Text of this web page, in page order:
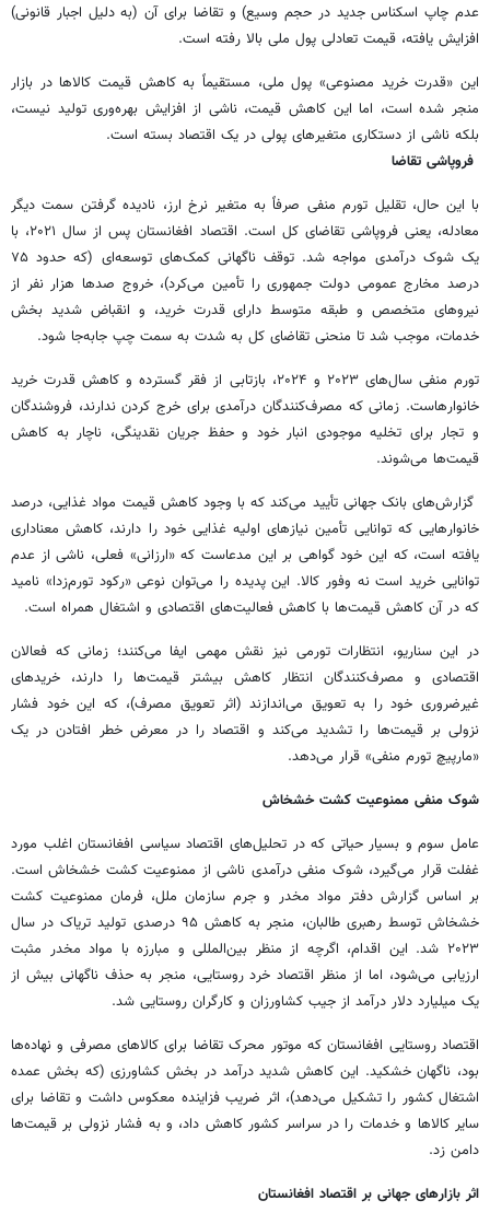
عدم چاپ اسکناس جدید در حجم وسیع) و تقاضا برای آن (به دلیل اجبار قانونی)
افزایش یافته، قیمت تعادلی پول ملی بالا رفته است.
این «قدرت خرید مصنوعی» پول ملی، مستقیماً به کاهش قیمت کالاها در بازار
منجر شده است، اما این کاهش قیمت، ناشی از افزایش بهره‌وری تولید نیست،
بلکه ناشی از دستکاری متغیرهای پولی در یک اقتصاد بسته‌ است.
فروپاشی تقاضا
با این حال، تقلیل تورم منفی صرفاً به متغیر نرخ ارز، نادیده گرفتن سمت دیگر
معادله، یعنی فروپاشی تقاضای کل است. اقتصاد افغانستان پس از سال ۲۰۲۱، با
یک شوک درآمدی مواجه شد. توقف ناگهانی کمک‌های توسعه‌ای (که حدود ۷۵
درصد مخارج عمومی دولت جمهوری را تأمین می‌کرد)، خروج صدها هزار نفر از
نیروهای متخصص و طبقه متوسط دارای قدرت خرید، و انقباض شدید بخش
خدمات، موجب شد تا منحنی تقاضای کل به شدت به سمت چپ جابه‌جا شود.
تورم منفی سال‌های ۲۰۲۳ و ۲۰۲۴، بازتابی از فقر گسترده و کاهش قدرت خرید
خانوارهاست. زمانی که مصرف‌کنندگان درآمدی برای خرج کردن ندارند، فروشندگان
و تجار برای تخلیه موجودی انبار خود و حفظ جریان نقدینگی، ناچار به کاهش
قیمت‌ها می‌شوند.
گزارش‌های بانک جهانی تأیید می‌کند که با وجود کاهش قیمت مواد غذایی، درصد
خانوارهایی که توانایی تأمین نیازهای اولیه غذایی خود را دارند، کاهش معناداری
یافته است، که این خود گواهی بر این مدعاست که «ارزانی» فعلی، ناشی از عدم
توانایی خرید است نه وفور کالا. این پدیده را می‌توان نوعی «رکود تورم‌زدا» نامید
که در آن کاهش قیمت‌ها با کاهش فعالیت‌های اقتصادی و اشتغال همراه است.
در این سناریو، انتظارات تورمی نیز نقش مهمی ایفا می‌کنند؛ زمانی که فعالان
اقتصادی و مصرف‌کنندگان انتظار کاهش بیشتر قیمت‌ها را دارند، خریدهای
غیرضروری خود را به تعویق می‌اندازند (اثر تعویق مصرف)، که این خود فشار
نزولی بر قیمت‌ها را تشدید می‌کند و اقتصاد را در معرض خطر افتادن در یک
«مارپیچ تورم منفی» قرار می‌دهد.
شوک منفی ممنوعیت کشت خشخاش
عامل سوم و بسیار حیاتی که در تحلیل‌های اقتصاد سیاسی افغانستان اغلب مورد
غفلت قرار می‌گیرد، شوک منفی درآمدی ناشی از ممنوعیت کشت خشخاش است.
بر اساس گزارش دفتر مواد مخدر و جرم سازمان ملل، فرمان ممنوعیت کشت
خشخاش توسط رهبری طالبان، منجر به کاهش ۹۵ درصدی تولید تریاک در سال
۲۰۲۳ شد. این اقدام، اگرچه از منظر بین‌المللی و مبارزه با مواد مخدر مثبت
ارزیابی می‌شود، اما از منظر اقتصاد خرد روستایی، منجر به حذف ناگهانی بیش از
یک میلیارد دلار درآمد از جیب کشاورزان و کارگران روستایی شد.
اقتصاد روستایی افغانستان که موتور محرک تقاضا برای کالاهای مصرفی و نهاده‌ها
بود، ناگهان خشکید. این کاهش شدید درآمد در بخش کشاورزی (که بخش عمده
اشتغال کشور را تشکیل می‌دهد)، اثر ضریب فزاینده معکوس داشت و تقاضا برای
سایر کالاها و خدمات را در سراسر کشور کاهش داد، و به فشار نزولی بر قیمت‌ها
دامن زد.
اثر بازارهای جهانی بر اقتصاد افغانستان